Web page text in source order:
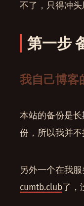
不了，只得冲头
第一步
我自己博客
本站的备份是
份，所以我并不
另外一个在我
cumtb.club了，